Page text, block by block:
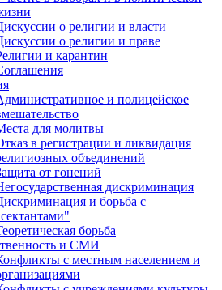
о религии и власти
о религии и праве
и карантин
и полицейское
для молитвы
в регистрации и ликвидация
объединений
от гонений
дискриминация
и борьба с
борьба
и СМИ
с местным населением и